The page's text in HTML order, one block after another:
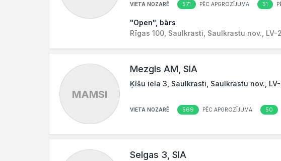
VIETA NOZARĒ 571 PĒC APGROZĪJUMA 51
"Open", bārs
Rīgas 100, Saulkrasti, Saulkrastu nov., LV-
MAMSI
Mezgls AM, SIA
Ķīšu iela 3, Saulkrasti, Saulkrastu nov., LV-
VIETA NOZARĒ 569 PĒC APGROZĪJUMA 50
Selgas 3, SIA